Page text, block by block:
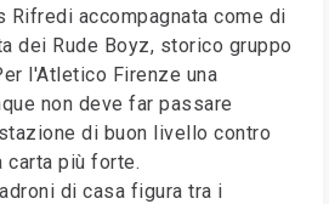
accompagnata come di
dei Rude Boyz, storico gruppo
l'Atletico Firenze una
non deve far passare
di buon livello contro
carta più forte.
di casa figura tra i